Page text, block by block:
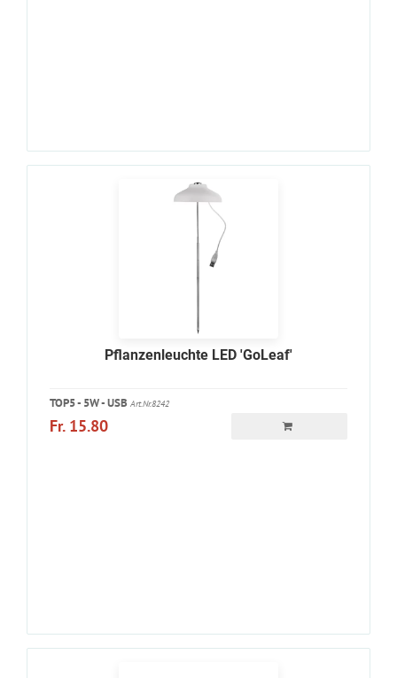
Pflanzenleuchte LED 'GoLeaf'
TOP5 - 5W - USB Art.Nr.8242
Fr. 15.80